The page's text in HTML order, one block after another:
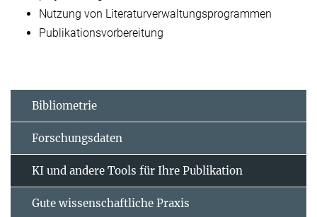
Nutzung von Literaturverwaltungsprogrammen
Publikationsvorbereitung
Bibliometrie
Forschungsdaten
KI und andere Tools für Ihre Publikation
Gute wissenschaftliche Praxis